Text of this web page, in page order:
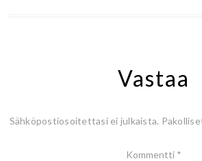
Vastaa
Sähköpostiosoitettasi ei julkaista.
Kommentti *